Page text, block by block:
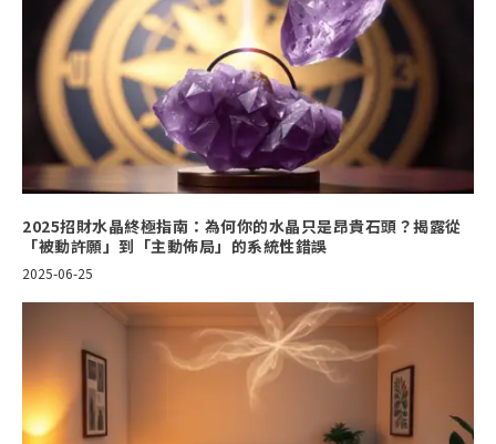
2025招財水晶終極指南：為何你的水晶只是昂貴石頭？揭露從
「被動許願」到「主動佈局」的系統性錯誤
2025-06-25